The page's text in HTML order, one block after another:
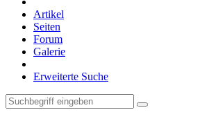
Artikel
Seiten
Forum
Galerie
Erweiterte Suche